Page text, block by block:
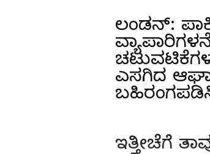
ಲಂಡನ್‌:
ಎಸಗಿದ
ಇತ್ತೀಚೆಗೆ